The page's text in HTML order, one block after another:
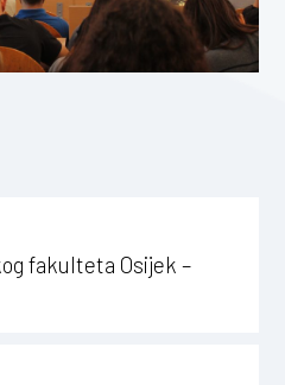
fakulteta Osijek –